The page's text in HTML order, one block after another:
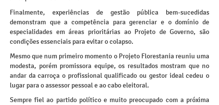
Finalmente, experiências de gestão pública bem-sucedidas
demonstram que a competência para gerenciar e o domínio de
especialidades em áreas prioritárias ao Projeto de Governo, são
condições essenciais para evitar o colapso.
Mesmo que num primeiro momento o Projeto Florestania reuniu uma
modesta, porém promissora equipe, os resultados mostram que no
andar da carroça o profissional qualificado ou gestor ideal cedeu o
lugar para o assessor pessoal e ao cabo eleitoral.
Sempre fiel ao partido político e muito preocupado com a próxima